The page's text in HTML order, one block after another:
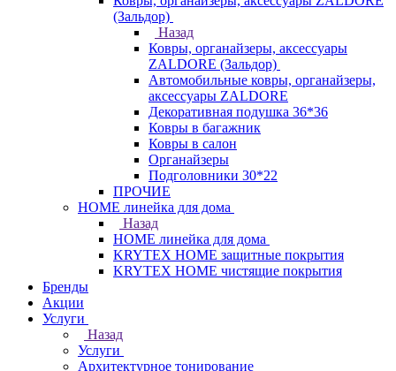
(Зальдор)
Назад
Ковры, органайзеры, аксессуары
ZALDORE (Зальдор)
Автомобильные ковры, органайзеры,
аксессуары ZALDORE
Декоративная подушка 36*36
Ковры в багажник
Ковры в салон
Органайзеры
Подголовники 30*22
ПРОЧИЕ
HOME линейка для дома
Назад
HOME линейка для дома
KRYTEX HOME защитные покрытия
KRYTEX HOME чистящие покрытия
Бренды
Акции
Услуги
Назад
Услуги
Архитектурное тонирование